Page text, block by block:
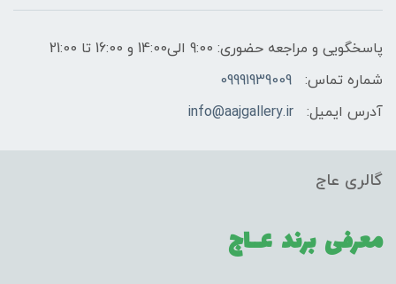
پاسخگویی و مراجعه حضوری: 9:00 الی14:00 و 16:00 تا 21:00
شماره تماس:
09991939009
آدرس ایمیل:
info@aajgallery.ir
گالری عاج
معرفی برند عــاج